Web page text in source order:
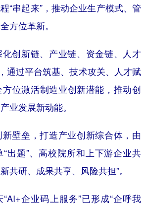
“串起来”，推动企业生产模式、管
方位革新。
新链、产业链、资金链、人才
通过平台筑基、技术攻关、人才赋
位激活制造业创新潜能，推动创
业发展新动能。
垒，打造产业创新综合体，由
出题”、高校院所和上下游企业共
共研、成果共享、风险共担”。
企业码上服务”已形成“企呼我